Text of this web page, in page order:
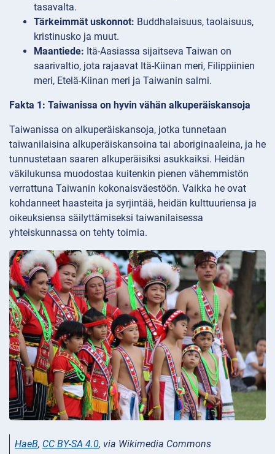
tasavalta.
Tärkeimmät uskonnot: Buddhalaisuus, taolaisuus,
kristinusko ja muut.
Maantiede: Itä-Aasiassa sijaitseva Taiwan on
saarivaltio, jota rajaavat Itä-Kiinan meri, Filippiinien
meri, Etelä-Kiinan meri ja Taiwanin salmi.
Fakta 1: Taiwanissa on hyvin vähän alkuperäiskansoja
Taiwanissa on alkuperäiskansoja, jotka tunnetaan
taiwanilaisina alkuperäiskansoina tai aboriginaaleina, ja he
tunnustetaan saaren alkuperäisiksi asukkaiksi. Heidän
väkilukunsa muodostaa kuitenkin pienen vähemmistön
verrattuna Taiwanin kokonaisväestöön. Vaikka he ovat
kohdanneet haasteita ja syrjintää, heidän kulttuuriensa ja
oikeuksiensa säilyttämiseksi taiwanilaisessa
yhteiskunnassa on tehty toimia.
HaeB, CC BY-SA 4.0, via Wikimedia Commons